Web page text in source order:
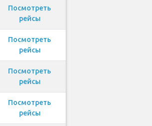
Посмотреть
рейсы
Посмотреть
рейсы
Посмотреть
рейсы
Посмотреть
рейсы